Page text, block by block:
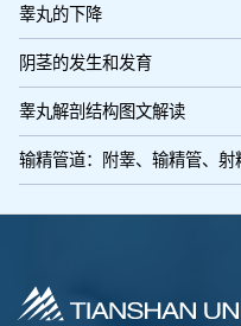
睾丸的下降
阴茎的发生和发育
睾丸解剖结构图文解读
输精管道：附睾、输精管、